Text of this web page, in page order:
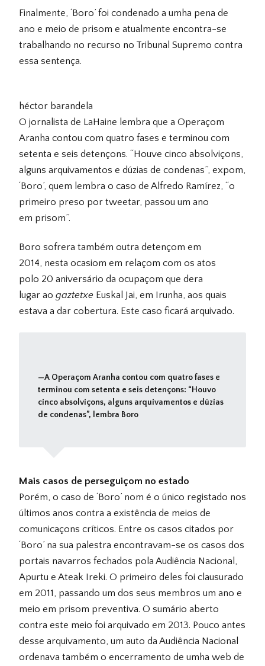
Finalmente, ‘Boro’ foi condenado a umha pena de
ano e meio de prisom e atualmente encontra-se
trabalhando no recurso no Tribunal Supremo contra
essa sentença.
héctor barandela
O jornalista de LaHaine lembra que a Operaçom
Aranha contou com quatro fases e terminou com
setenta e seis detençons. “Houve cinco absolviçons,
alguns arquivamentos e dúzias de condenas”, expom,
‘Boro’, quem lembra o caso de Alfredo Ramírez, “o
primeiro preso por tweetar, passou um ano
em prisom”.
Boro sofrera também outra detençom em
2014, nesta ocasiom em relaçom com os atos
polo 20 aniversário da ocupaçom que dera
lugar ao gaztetxe Euskal Jai, em Irunha, aos quais
estava a dar cobertura. Este caso ficará arquivado.
A Operaçom Aranha contou com quatro fases e
terminou com setenta e seis detençons: “Houvo
cinco absolviçons, alguns arquivamentos e dúzias
de condenas”, lembra Boro
Mais casos de perseguiçom no estado
Porém, o caso de ‘Boro’ nom é o único registado nos
últimos anos contra a existência de meios de
comunicaçons críticos. Entre os casos citados por
‘Boro’ na sua palestra encontravam-se os casos dos
portais navarros fechados pola Audiência Nacional,
Apurtu e Ateak Ireki. O primeiro deles foi clausurado
em 2011, passando um dos seus membros um ano e
meio em prisom preventiva. O sumário aberto
contra este meio foi arquivado em 2013. Pouco antes
desse arquivamento, um auto da Audiência Nacional
ordenava também o encerramento de umha web de